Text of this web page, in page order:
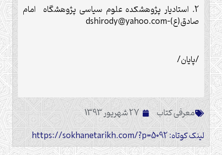
2. استادیار پژوهشکده علوم سیاسی پژوهشگاه امام
صادق(ع)-dshirody@yahoo.com
/پایان/
معرفی کتاب
27 شهریور 1393
لینک کوتاه: https://sokhanetarikh.com/?p=5092